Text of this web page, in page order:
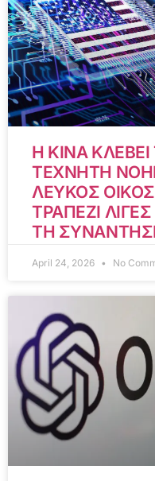
Η ΚΙΝΑ
ΤΕΧΝΗΤΗ
ΛΕΥΚΟΣ
ΤΡΑΠΕΖΙ
ΤΗ
April 24, 2026 No